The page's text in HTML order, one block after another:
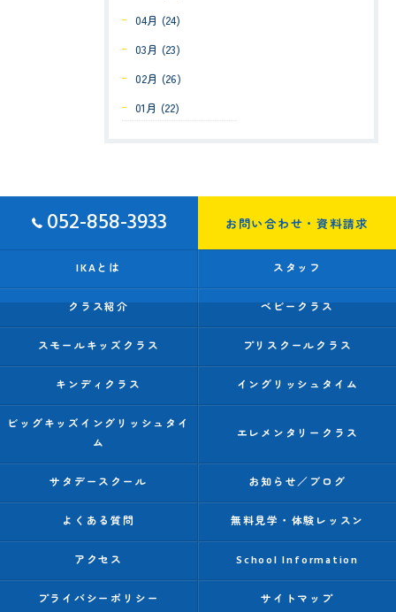
04月 (24)
03月 (23)
02月 (26)
01月 (22)
052-858-3933 お問い合わせ・資料請求
IKAとは スタッフ
クラス紹介 ベビークラス
スモールキッズクラス プリスクールクラス
キンディクラス イングリッシュタイム
ビッグキッズイングリッシュタイ
ム
エレメンタリークラス
サタデースクール お知らせ／ブログ
よくある質問 無料見学・体験レッスン
アクセス School Information
プライバシーポリシー サイトマップ